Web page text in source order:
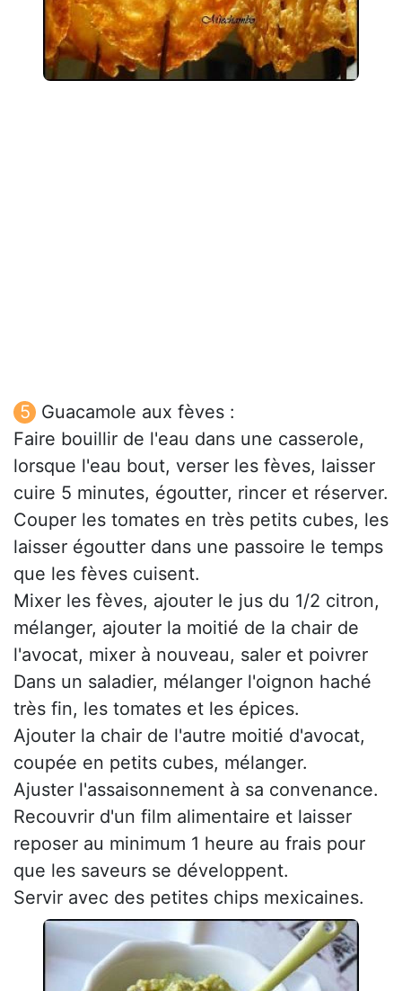
Guacamole aux fèves :
Faire bouillir de l'eau dans une casserole,
lorsque l'eau bout, verser les fèves, laisser
cuire 5 minutes, égoutter, rincer et réserver.
Couper les tomates en très petits cubes, les
laisser égoutter dans une passoire le temps
que les fèves cuisent.
Mixer les fèves, ajouter le jus du 1/2 citron,
mélanger, ajouter la moitié de la chair de
l'avocat, mixer à nouveau, saler et poivrer
Dans un saladier, mélanger l'oignon haché
très fin, les tomates et les épices.
Ajouter la chair de l'autre moitié d'avocat,
coupée en petits cubes, mélanger.
Ajuster l'assaisonnement à sa convenance.
Recouvrir d'un film alimentaire et laisser
reposer au minimum 1 heure au frais pour
que les saveurs se développent.
Servir avec des petites chips mexicaines.